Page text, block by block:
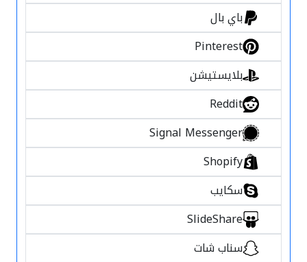
باي بال
Pinterest
بلايستيشن
Reddit
Signal Messenger
Shopify
سكايب
SlideShare
سناب شات